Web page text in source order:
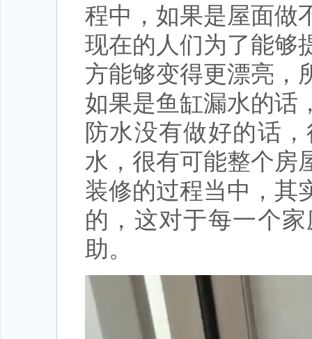
程中，如果是屋面做
现在的人们为了能够
方能够变得更漂亮，
如果是鱼缸漏水的话
防水没有做好的话
水，很有可能整个房
装修的过程当中，其
的，这对于每一个
助。